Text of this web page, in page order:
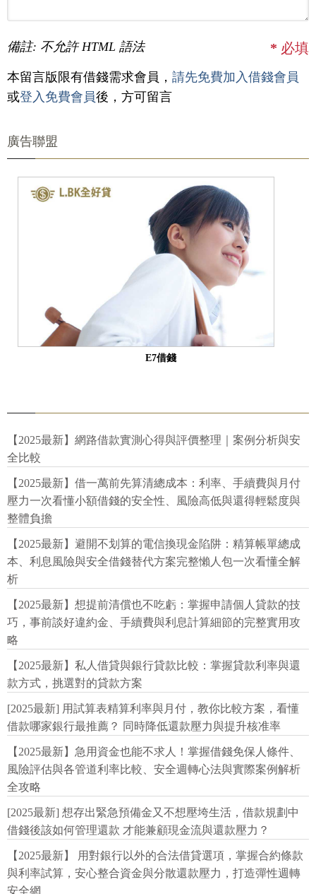
備註: 不允許 HTML 語法 * 必填
本留言版限有借錢需求會員， 請先免費加入借錢會員
或登入免費會員後，方可留言
廣告聯盟
E7借錢
【2025最新】網路借款實測心得與評價整理｜案例分析與安
全比較
【2025最新】借一萬前先算清總成本：利率、手續費與月付
壓力一次看懂小額借錢的安全性、風險高低與還得輕鬆度與
整體負擔
【2025最新】避開不划算的電信換現金陷阱：精算帳單總成
本、利息風險與安全借錢替代方案完整懶人包一次看懂全解
析
【2025最新】想提前清償也不吃虧：掌握申請個人貸款的技
巧，事前談好違約金、手續費與利息計算細節的完整實用攻
略
【2025最新】私人借貸與銀行貸款比較：掌握貸款利率與還
款方式，挑選對的貸款方案
[2025最新] 用試算表精算利率與月付，教你比較方案，看懂
借款哪家銀行最推薦？ 同時降低還款壓力與提升核准率
【2025最新】急用資金也能不求人！掌握借錢免保人條件、
風險評估與各管道利率比較、安全週轉心法與實際案例解析
全攻略
[2025最新] 想存出緊急預備金又不想壓垮生活，借款規劃中
借錢後該如何管理還款 才能兼顧現金流與還款壓力？
【2025最新】 用對銀行以外的合法借貸選項，掌握合約條款
與利率試算，安心整合資金與分散還款壓力，打造彈性週轉
安全網